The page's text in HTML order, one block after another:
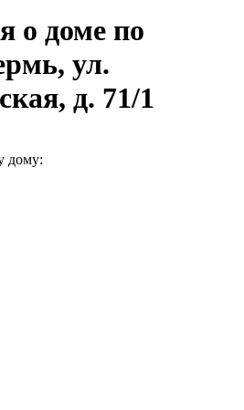
о доме по
ул.
д. 71/1
дому: